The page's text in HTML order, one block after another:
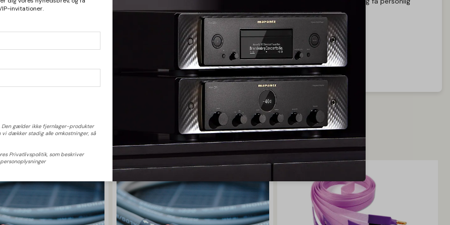
service direkte fra butikken.
Start videochat
invitationer.
gælder ikke fjernlager-produkter
dækker stadig alle omkostninger, så
Privatlivspolitik, som beskriver